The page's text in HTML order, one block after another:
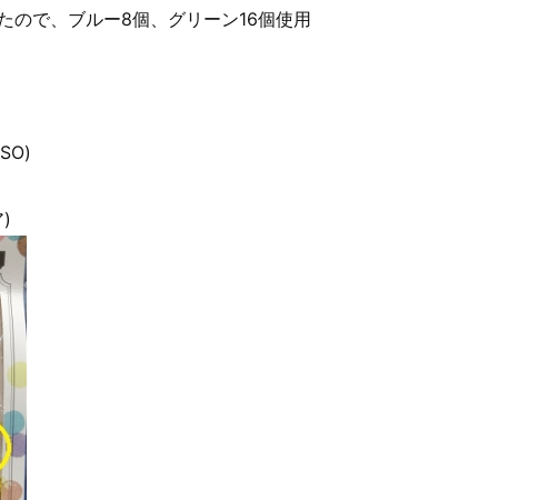
ので、ブルー8個、グリーン16個使用